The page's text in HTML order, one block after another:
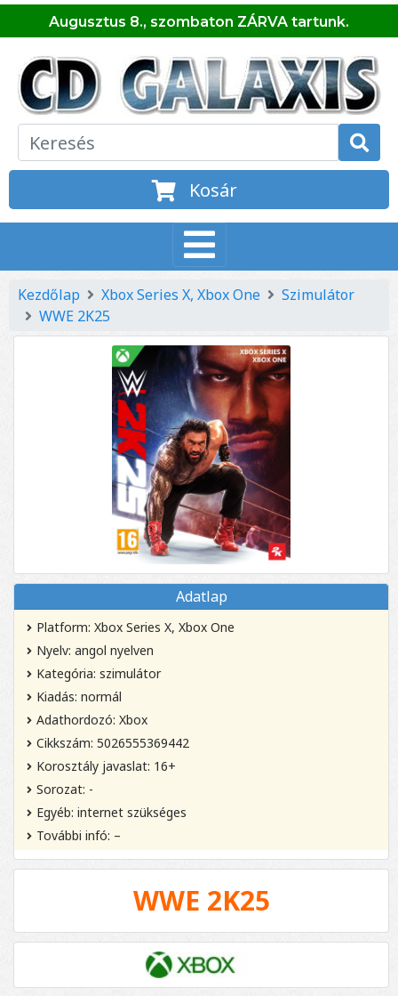
Augusztus 8., szombaton ZÁRVA tartunk.
Kosár
Kezdőlap Xbox Series X, Xbox One
Szimulátor
WWE 2K25
Adatlap
Platform: Xbox Series X, Xbox One
Nyelv: angol nyelven
Kategória: szimulátor
Kiadás: normál
Adathordozó: Xbox
Cikkszám: 5026555369442
Korosztály javaslat: 16+
Sorozat: -
Egyéb: internet szükséges
További infó: –
WWE 2K25